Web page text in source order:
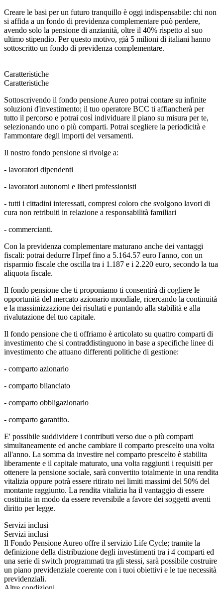
Creare le basi per un futuro tranquillo è oggi indispensabile: chi non
si affida a un fondo di previdenza complementare può perdere,
avendo solo la pensione di anzianità, oltre il 40% rispetto al suo
ultimo stipendio. Per questo motivo, già 5 milioni di italiani hanno
sottoscritto un fondo di previdenza complementare.
Caratteristiche
Caratteristiche
Sottoscrivendo il fondo pensione Aureo potrai contare su infinite
soluzioni d'investimento; il tuo operatore BCC ti affiancherà per
tutto il percorso e potrai così individuare il piano su misura per te,
selezionando uno o più comparti. Potrai scegliere la periodicità e
l'ammontare degli importi dei versamenti.
Il nostro fondo pensione si rivolge a:
- lavoratori dipendenti
- lavoratori autonomi e liberi professionisti
- tutti i cittadini interessati, compresi coloro che svolgono lavori di
cura non retribuiti in relazione a responsabilità familiari
- commercianti.
Con la previdenza complementare maturano anche dei vantaggi
fiscali: potrai dedurre l'Irpef fino a 5.164.57 euro l'anno, con un
risparmio fiscale che oscilla tra i 1.187 e i 2.220 euro, secondo la tua
aliquota fiscale.
Il fondo pensione che ti proponiamo ti consentirà di cogliere le
opportunità del mercato azionario mondiale, ricercando la continuità
e la massimizzazione dei risultati e puntando alla stabilità e alla
rivalutazione del tuo capitale.
Il fondo pensione che ti offriamo è articolato su quattro comparti di
investimento che si contraddistinguono in base a specifiche linee di
investimento che attuano differenti politiche di gestione:
- comparto azionario
- comparto bilanciato
- comparto obbligazionario
- comparto garantito.
E' possibile suddividere i contributi verso due o più comparti
simultaneamente ed anche cambiare il comparto prescelto una volta
all'anno. La somma da investire nel comparto prescelto è stabilita
liberamente e il capitale maturato, una volta raggiunti i requisiti per
ottenere la pensione sociale, sarà convertito totalmente in una rendita
vitalizia oppure potrà essere ritirato nei limiti massimi del 50% del
montante raggiunto. La rendita vitalizia ha il vantaggio di essere
costituita in modo da essere reversibile a favore dei soggetti aventi
diritto per legge.
Servizi inclusi
Servizi inclusi
Il Fondo Pensione Aureo offre il servizio Life Cycle; tramite la
definizione della distribuzione degli investimenti tra i 4 comparti ed
una serie di switch programmati tra gli stessi, sarà possibile costruire
un piano previdenziale coerente con i tuoi obiettivi e le tue necessità
previdenziali.